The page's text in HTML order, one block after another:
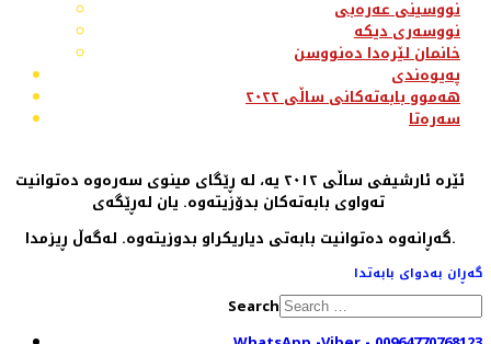
نووسینی عەرەبی
نووسەری دیکە
خانمان لێرەدا دەنووسن
پەیوەندی
هەموو بابەتەکانی ساڵی ٢٠٢٢
سەرەتا
ئێرە ئارشیفی ساڵی ٢٠١٢ یە، لە ڕێگای مینوی سەرەوە دەتوانیت
تەواوی بابەتەکان بدۆزیتەوە. یان لەڕێگەی
گەڕانەوە دەتوانیت بابەتی دیاریکراو بدوزیتەوە. لەگەڵ ڕیزمدا.
گەڕان بەدوای بابەتدا
Search